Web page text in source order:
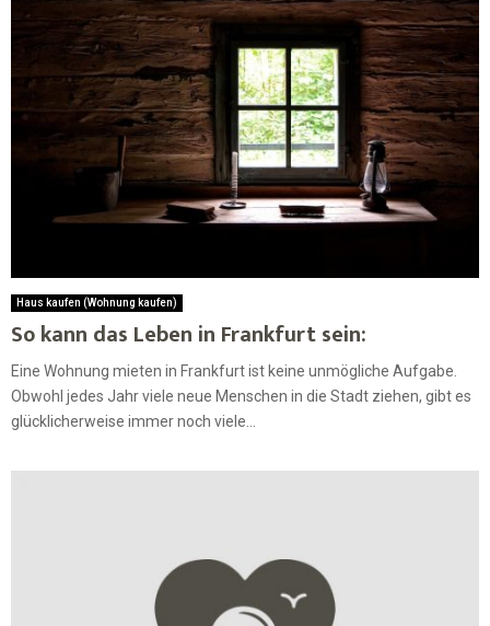
Haus kaufen (Wohnung kaufen)
So kann das Leben in Frankfurt sein:
Eine Wohnung mieten in Frankfurt ist keine unmögliche Aufgabe.
Obwohl jedes Jahr viele neue Menschen in die Stadt ziehen, gibt es
glücklicherweise immer noch viele...